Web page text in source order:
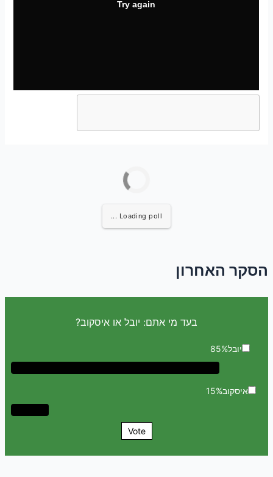
Loading poll ...
הסקר האחרון
בעד מי אתם: יובל או איסקוב?
יובל85%
איסקוב15%
Vote